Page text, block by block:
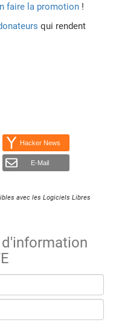
faire la promotion !
qui rendent
Hacker News
E-Mail
avec les Logiciels Libres